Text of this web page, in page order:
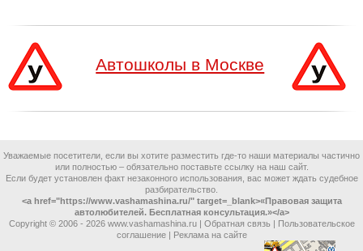
Автошколы в Москве
Уважаемые посетители, если вы хотите разместить где-то наши материалы частично
или полностью – обязательно поставьте ссылку на наш сайт.
Если будет установлен факт незаконного использования, вас может ждать судебное
разбирательство.
<a href="https://www.vashamashina.ru/" target=_blank>«Правовая защита
автолюбителей. Бесплатная консультация.»</a>
Copyright © 2006 - 2026 www.vashamashina.ru | Обратная связь | Пользовательское
соглашение| Реклама на сайте